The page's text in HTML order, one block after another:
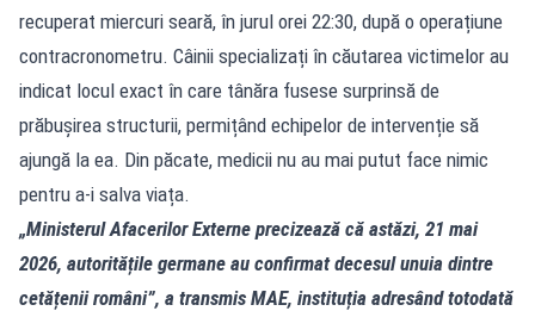
recuperat miercuri seară, în jurul orei 22:30, după o operațiune
contracronometru. Câinii specializați în căutarea victimelor au
indicat locul exact în care tânăra fusese surprinsă de
prăbușirea structurii, permițând echipelor de intervenție să
ajungă la ea. Din păcate, medicii nu au mai putut face nimic
pentru a-i salva viața.
„Ministerul Afacerilor Externe precizează că astăzi, 21 mai
2026, autoritățile germane au confirmat decesul unuia dintre
cetățenii români”, a transmis MAE, instituția adresând totodată